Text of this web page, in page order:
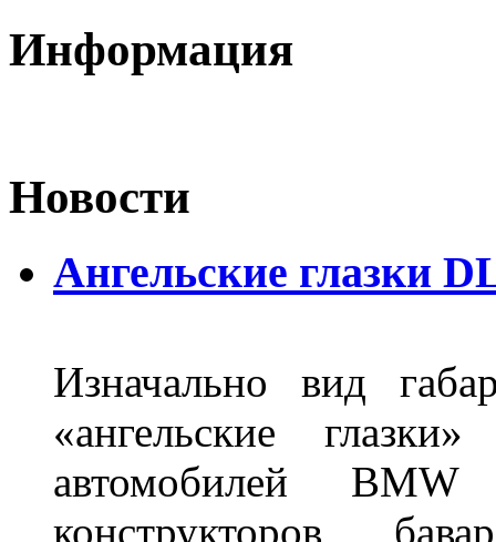
Информация
Новости
Ангельские глазки
Изначально вид
«ангельские
автомобилей
конструкторов